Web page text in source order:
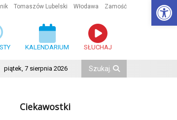
Tomaszów Lubelski Włodawa Zamość
KALENDARIUM SŁUCHAJ
piątek, 7 sierpnia 2026
Ciekawostki